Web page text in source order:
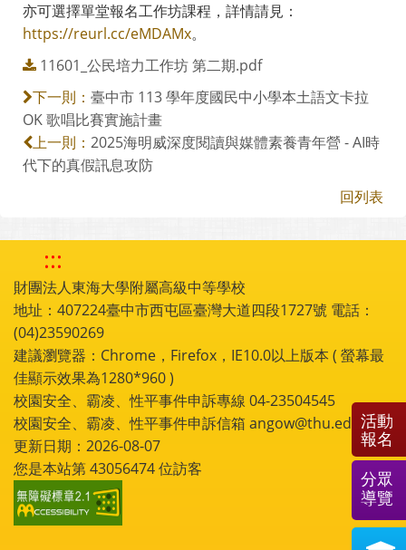
亦可選擇單堂報名工作坊課程，詳情請見：
https://reurl.cc/eMDAMx。
11601_公民培力工作坊 第二期.pdf
下一則： 臺中市 113 學年度國民中小學本土語文卡拉
OK 歌唱比賽實施計畫
上一則： 2025海明威深度閱讀與媒體素養青年營 - AI時
代下的真假訊息攻防
回列表
:::
財團法人東海大學附屬高級中等學校
地址：407224臺中市西屯區臺灣大道四段1727號 電話：
(04)23590269
建議瀏覽器：Chrome，Firefox，IE10.0以上版本 ( 螢幕最
佳顯示效果為1280*960 )
校園安全、霸凌、性平事件申訴專線 04-23504545
校園安全、霸凌、性平事件申訴信箱 angow@thu.edu.tw
更新日期：2026-08-07
您是本站第43056474位訪客
活動
報名
分眾
導覽